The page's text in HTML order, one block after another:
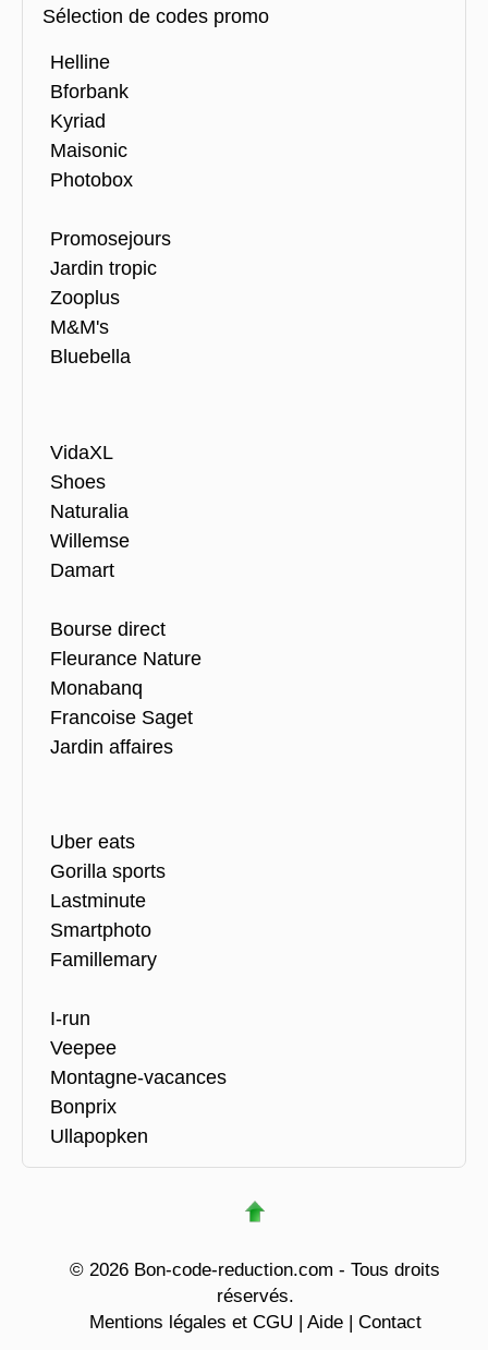
Sélection de codes promo
Helline
Bforbank
Kyriad
Maisonic
Photobox
Promosejours
Jardin tropic
Zooplus
M&M's
Bluebella
VidaXL
Shoes
Naturalia
Willemse
Damart
Bourse direct
Fleurance Nature
Monabanq
Francoise Saget
Jardin affaires
Uber eats
Gorilla sports
Lastminute
Smartphoto
Famillemary
I-run
Veepee
Montagne-vacances
Bonprix
Ullapopken
© 2026 Bon-code-reduction.com - Tous droits
réservés.
Mentions légales et CGU
Aide| Contact